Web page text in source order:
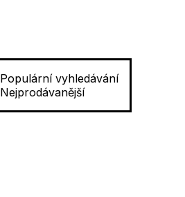
Populární vyhledávání
Nejprodávanější